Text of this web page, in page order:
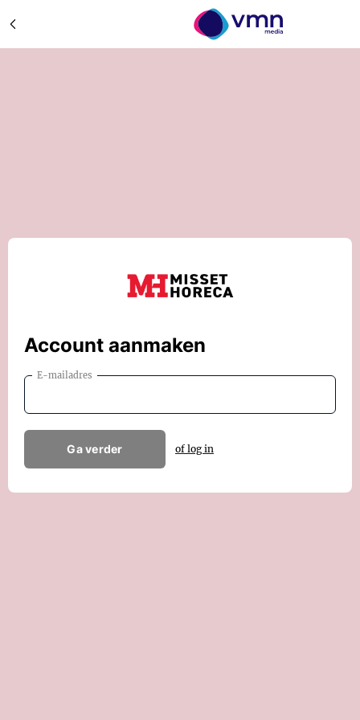
Account aanmaken
E-mailadres
Ga verder of log in